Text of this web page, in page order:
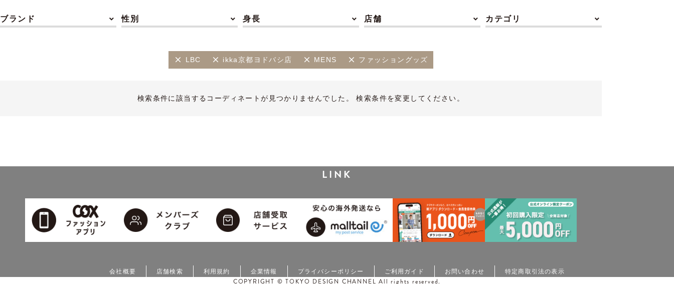
ブランド 性別 身長 店舗 カテゴリ
LBC ikka京都ヨドバシ店 MENS ファッショングッズ
検索条件に該当するコーディネートが見つかりませんでした。 検索条件を変更してください。
LINK
会社概要 店舗検索 利用規約 企業情報 プライバシーポリシー ご利用ガイド お問い合わせ 特定商取引法の表示
COPYRIGHT © TOKYO DESIGN CHANNEL All rights reserved.